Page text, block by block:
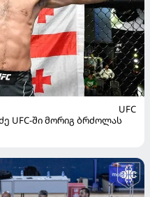
UFC
UFC-ში მორიგ ბრძოლას